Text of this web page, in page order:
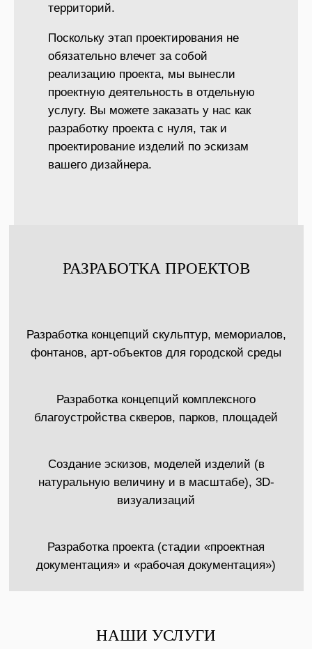
территорий.
Поскольку этап проектирования не
обязательно влечет за собой
реализацию проекта, мы вынесли
проектную деятельность в отдельную
услугу. Вы можете заказать у нас как
разработку проекта с нуля, так и
проектирование изделий по эскизам
вашего дизайнера.
РАЗРАБОТКА ПРОЕКТОВ
Разработка концепций скульптур, мемориалов,
фонтанов, арт-объектов для городской среды
Разработка концепций комплексного
благоустройства скверов, парков, площадей
Создание эскизов, моделей изделий (в
натуральную величину и в масштабе), 3D-
визуализаций
Разработка проекта (стадии «проектная
документация» и «рабочая документация»)
НАШИ УСЛУГИ